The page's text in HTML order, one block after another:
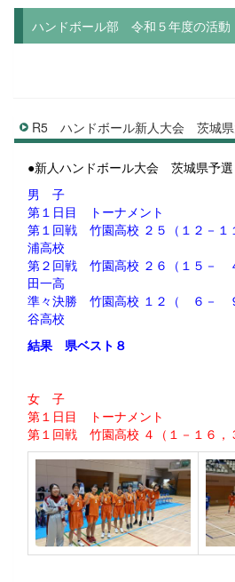
ハンドボール部 令和５年度の活動
R5 ハンドボール新人大会 茨城県
●新人ハンドボール大会 茨城県予
男 子
第１日目 トーナメント
第１回戦 竹園高校 ２５（１２－１
浦高校
第２回戦 竹園高校 ２６（１５－
田一高
準々決勝 竹園高校 １２（ ６－
谷高校
結果 県ベスト８
女 子
第１日目 トーナメント
第１回戦 竹園高校 ４（１－１６，